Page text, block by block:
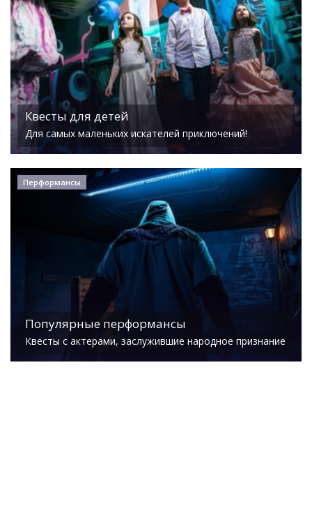
Квесты для детей
Для самых маленьких искателей приключений!
Перформансы
Популярные перформансы
Квесты с актерами, заслужившие народное признание